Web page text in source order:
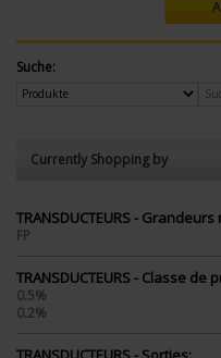
Suche:
Currently Shopping by
TRANSDUCTEURS -
FP
TRANSDUCTEURS - Classe de
0.5%
0.2%